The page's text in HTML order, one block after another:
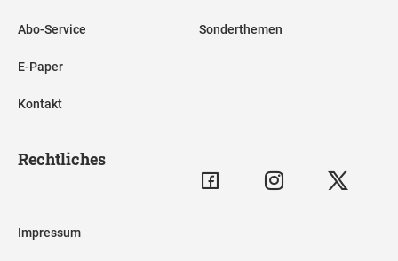
Abo-Service
E-Paper
Kontakt
Sonderthemen
Rechtliches
Impressum